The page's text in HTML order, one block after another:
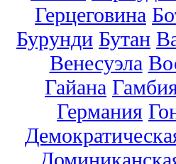
Герцеговина
Бурунди Бутан
Венесуэла
Гайана
Германия